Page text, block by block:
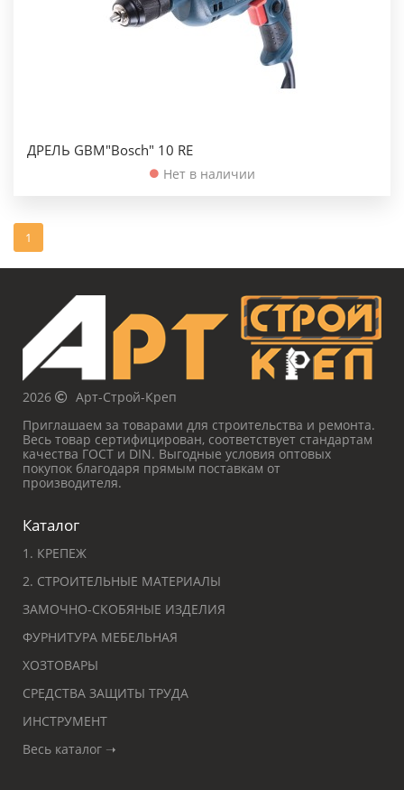
ДРЕЛЬ GBM"Bosch" 10 RE
Нет в наличии
1
2026
Арт-Строй-Креп
Приглашаем за товарами для строительства и ремонта.
Весь товар сертифицирован, соответствует стандартам
качества ГОСТ и DIN. Выгодные условия оптовых
покупок благодаря прямым поставкам от
производителя.
Каталог
1. КРЕПЕЖ
2. СТРОИТЕЛЬНЫЕ МАТЕРИАЛЫ
ЗАМОЧНО-СКОБЯНЫЕ ИЗДЕЛИЯ
ФУРНИТУРА МЕБЕЛЬНАЯ
ХОЗТОВАРЫ
СРЕДСТВА ЗАЩИТЫ ТРУДА
ИНСТРУМЕНТ
Весь каталог ➝